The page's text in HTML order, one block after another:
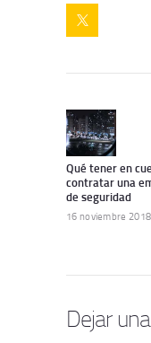
de
entradas
Qué tener en
contratar una
de seguridad
16 noviembre 2018
Dejar